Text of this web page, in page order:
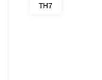
TH7